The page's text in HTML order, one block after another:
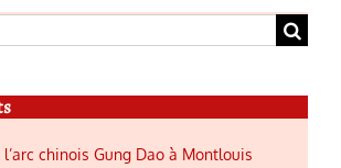
chinois Gung Dao à Montlouis